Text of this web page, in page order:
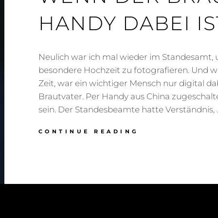
HANDY DABEI
Neulich war ich mal wieder im Standesamt,
besondere Hochzeit zu fotografieren. Und
Zeit, war ein wichtiger Mensch nur digital
Brautvater. Per Handy aus China
sein. Der Standesbeamte hatte Verständnis,
CONTINUE READING